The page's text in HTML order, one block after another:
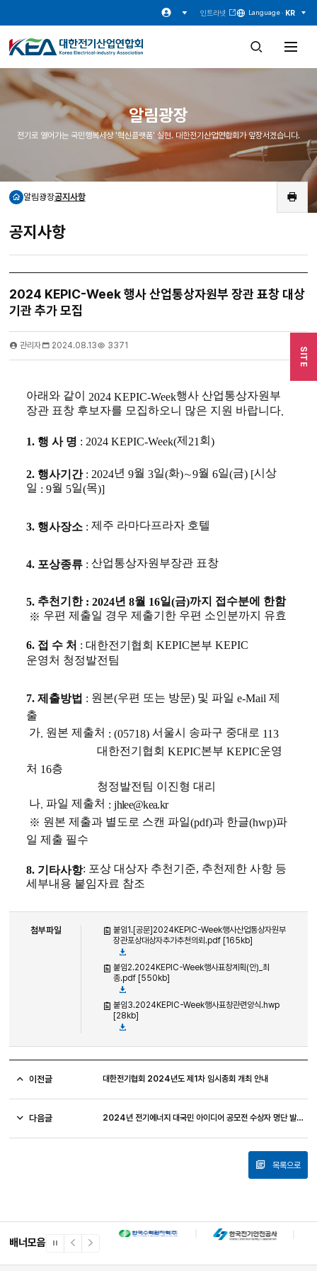
SITE
인트라넷 Language · KR
검
창
전
알림광장
전기로 열어가는 국민행복세상 '혁신플랫폼' 실현. 대한전기산업연합회가 앞장서겠습니다.
홈알림광장공지사항
인
쇄
공지사항
2024 KEPIC-Week 행사 산업통상자원부 장관 표창 대상
기관 추가 모집
관리자 2024.08.13 3371
아래와 같이 2024 KEPIC-Week행사 산업통상자원부
장관 표창 후보자를 모집하오니 많은 지원 바랍니다.
1. 행 사 명 : 2024 KEPIC-Week(제 21 회)
2. 행사기간 : 2024년9월 3일(화)∼9월6일(금) [시상
일 : 9월 5일(목)]
3. 행사장소 :제주 라마다프라자 호텔
4. 포상종류 :산업통상자원부장관 표창
5. 추천기한 : 2024년8월 16일(금)까지 접수분에 한함
※ 우편 제출일 경우 제출기한 우편 소인분까지 유효
6. 접 수 처 :대한전기협회KEPIC본부KEPIC
운영처 청정발전팀
7.제출방법 : 원본(우편 또는 방문) 및 파일e-Mail제
출
가. 원본 제출처 : (05718)서울시 송파구 중대로 113
대한전기협회KEPIC본부KEPIC운영
처 16층
청정발전팀 이진형 대리
나. 파일 제출처 :jhlee@kea.kr
※ 원본 제출과 별도로 스캔 파일(pdf)과 한글(hwp)파
일 제출 필수
8. 기타사항: 포상 대상자 추천기준, 추천제한 사항 등
세부내용 붙임자료 참조
첨부파일
붙임1.[공문]2024KEPIC-Week행사산업통상자원부
장관포상대상자추가추천의뢰.pdf [165kb]
붙임2.2024KEPIC-Week행사표창계획(안)_최
종.pdf [550kb]
붙임3.2024KEPIC-Week행사표창관련양식.hwp
[28kb]
이전글 대한전기협회 2024년도 제1차 임시총회 개최 안내
다음글 2024년 전기에너지 대국민 아이디어 공모전 수상자 명단 발표(수정 재공고)
목록으로
배너모음
일
이
다